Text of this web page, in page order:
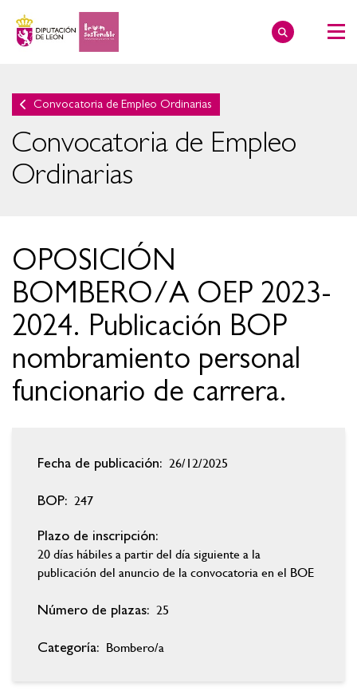
Convocatoria de Empleo Ordinarias
Convocatoria de Empleo
Ordinarias
OPOSICIÓN
BOMBERO/A OEP 2023-
2024. Publicación BOP
nombramiento personal
funcionario de carrera.
Fecha de publicación: 26/12/2025
BOP: 247
Plazo de inscripción:
20 días hábiles a partir del día siguiente a la
publicación del anuncio de la convocatoria en el BOE
Número de plazas: 25
Categoría: Bombero/a